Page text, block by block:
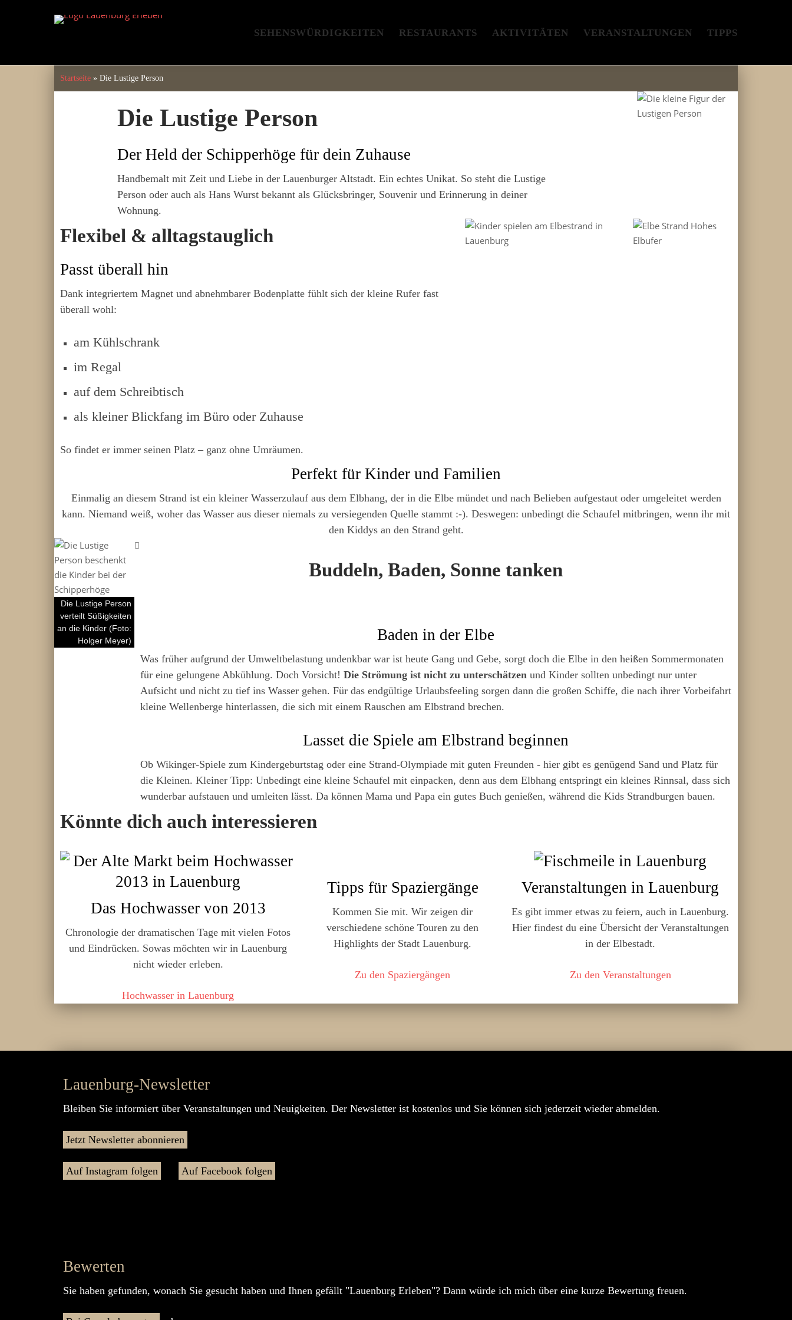
SEHENSWÜRDIGKEITEN RESTAURANTS AKTIVITÄTEN VERANSTALTUNGEN TIPPS
Startseite » Die Lustige Person
Die Lustige Person
Der Held der Schipperhöge für dein Zuhause
Handbemalt mit Zeit und Liebe in der Lauenburger Altstadt. Ein echtes Unikat. So steht die Lustige
Personoder auch als Hans Wurstbekannt als Glücksbringer, Souvenir und Erinnerung in deiner
Wohnung.
Flexibel & alltagstauglich
Passt überall hin
Dank integriertem Magnet und abnehmbarer Bodenplatte fühlt sich der kleine Rufer fast
überall wohl:
am Kühlschrank
im Regal
auf dem Schreibtisch
als kleiner Blickfang im Büro oder Zuhause
So findet er immer seinen Platz – ganz ohne Umräumen.
Perfekt für Kinder und Familien
Einmalig an diesem Strand ist ein kleiner Wasserzulauf aus dem Elbhang, der in die Elbe mündet und nach Belieben aufgestaut oder umgeleitet werden
kann. Niemand weiß, woher das Wasser aus dieser niemals zu versiegenden Quelle stammt :-). Deswegen: unbedingt die Schaufel mitbringen, wenn ihr mit
den Kiddys an den Strand geht.
Die Lustige Person
verteilt Süßigkeiten
an die Kinder (Foto:
Holger Meyer)
Buddeln, Baden, Sonne tanken
Baden in der Elbe
Was früher aufgrund der Umweltbelastung undenkbar war ist heute Gang und Gebe, sorgt doch die Elbe in den heißen Sommermonaten
für eine gelungene Abkühlung. Doch Vorsicht! Die Strömung ist nicht zu unterschätzenund Kinder sollten unbedingt nur unter
Aufsicht und nicht zu tief ins Wasser gehen. Für das endgültige Urlaubsfeeling sorgen dann die großen Schiffe, die nach ihrer Vorbeifahrt
kleine Wellenberge hinterlassen, die sich mit einem Rauschen am Elbstrand brechen.
Lasset die Spiele am Elbstrand beginnen
Ob Wikinger-Spiele zum Kindergeburtstag oder eine Strand-Olympiade mit guten Freunden - hier gibt es genügend Sand und Platz für
die Kleinen. Kleiner Tipp: Unbedingt eine kleine Schaufel mit einpacken, denn aus dem Elbhang entspringt ein kleines Rinnsal, dass sich
wunderbar aufstauen und umleiten lässt. Da können Mama und Papa ein gutes Buch genießen, während die Kids Strandburgen bauen.
Könnte dich auch interessieren
Das Hochwasser von 2013
Chronologie der dramatischen Tage mit vielen Fotos
und Eindrücken. Sowas möchten wir in Lauenburg
nicht wieder erleben.
Hochwasser in Lauenburg
Tipps für Spaziergänge
Kommen Sie mit. Wir zeigen dir
verschiedene schöne Touren zu den
Highlights der Stadt Lauenburg.
Zu den Spaziergängen
Veranstaltungen in Lauenburg
Es gibt immer etwas zu feiern, auch in Lauenburg.
Hier findest du eine Übersicht der Veranstaltungen
in der Elbestadt.
Zu den Veranstaltungen
Lauenburg-Newsletter
Bleiben Sie informiert über Veranstaltungen und Neuigkeiten. Der Newsletter ist kostenlos und Sie können sich jederzeit wieder abmelden.
Jetzt Newsletter abonnieren
Auf Instagram folgen Auf Facebook folgen
Bewerten
Sie haben gefunden, wonach Sie gesucht haben und Ihnen gefällt "Lauenburg Erleben"? Dann würde ich mich über eine kurze Bewertung freuen.